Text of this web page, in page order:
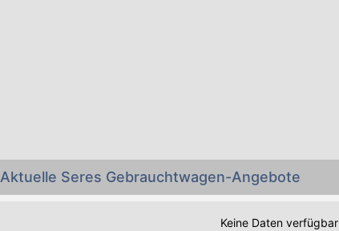
Aktuelle Seres Gebrauchtwagen-Angebote
Keine Daten verfügbar